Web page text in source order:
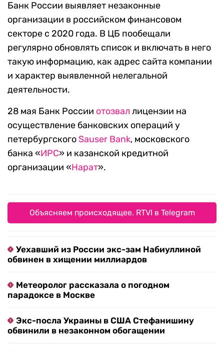
Банк России выявляет незаконные
организации в российском финансовом
секторе с 2020 года. В ЦБ пообещали
регулярно обновлять список и включать в него
такую информацию, как адрес сайта компании
и характер выявленной нелегальной
деятельности.
28 мая Банк России отозвал лицензии на
осуществление банковских операций у
петербургского Sauser Bank, московского
банка «ИРС» и казанской кредитной
организации «Нарат».
Объясняем происходящее. RTVI в Telegram
Уехавший из России экс-зам Набиуллиной
обвинен в хищении миллиардов
Метеоролог рассказала о погодном
парадоксе в Москве
Экс-посла Украины в США Стефанишину
обвинили в незаконном обогащении